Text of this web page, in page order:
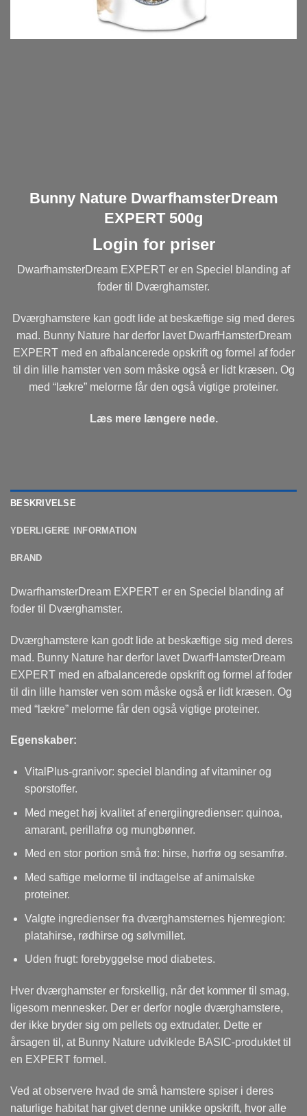
Bunny Nature DwarfhamsterDream
EXPERT 500g
Login for priser
DwarfhamsterDream EXPERT er en Speciel blanding af
foder til Dværghamster.
Dværghamstere kan godt lide at beskæftige sig med deres
mad. Bunny Nature har derfor lavet DwarfHamsterDream
EXPERT med en afbalancerede opskrift og formel af foder
til din lille hamster ven som måske også er lidt kræsen. Og
med “lækre” melorme får den også vigtige proteiner.
Læs mere længere nede.
BESKRIVELSE
YDERLIGERE INFORMATION
BRAND
DwarfhamsterDream EXPERT er en Speciel blanding af
foder til Dværghamster.
Dværghamstere kan godt lide at beskæftige sig med deres
mad. Bunny Nature har derfor lavet DwarfHamsterDream
EXPERT med en afbalancerede opskrift og formel af foder
til din lille hamster ven som måske også er lidt kræsen. Og
med “lækre” melorme får den også vigtige proteiner.
Egenskaber:
VitalPlus-granivor: speciel blanding af vitaminer og
sporstoffer.
Med meget høj kvalitet af energiingredienser: quinoa,
amarant, perillafrø og mungbønner.
Med en stor portion små frø: hirse, hørfrø og sesamfrø.
Med saftige melorme til indtagelse af animalske
proteiner.
Valgte ingredienser fra dværghamsternes hjemregion:
platahirse, rødhirse og sølvmillet.
Uden frugt: forebyggelse mod diabetes.
Hver dværghamster er forskellig, når det kommer til smag,
ligesom mennesker. Der er derfor nogle dværghamstere,
der ikke bryder sig om pellets og extrudater. Dette er
årsagen til, at Bunny Nature udviklede BASIC-produktet til
en EXPERT formel.
Ved at observere hvad de små hamstere spiser i deres
naturlige habitat har givet denne unikke opskrift, hvor alle